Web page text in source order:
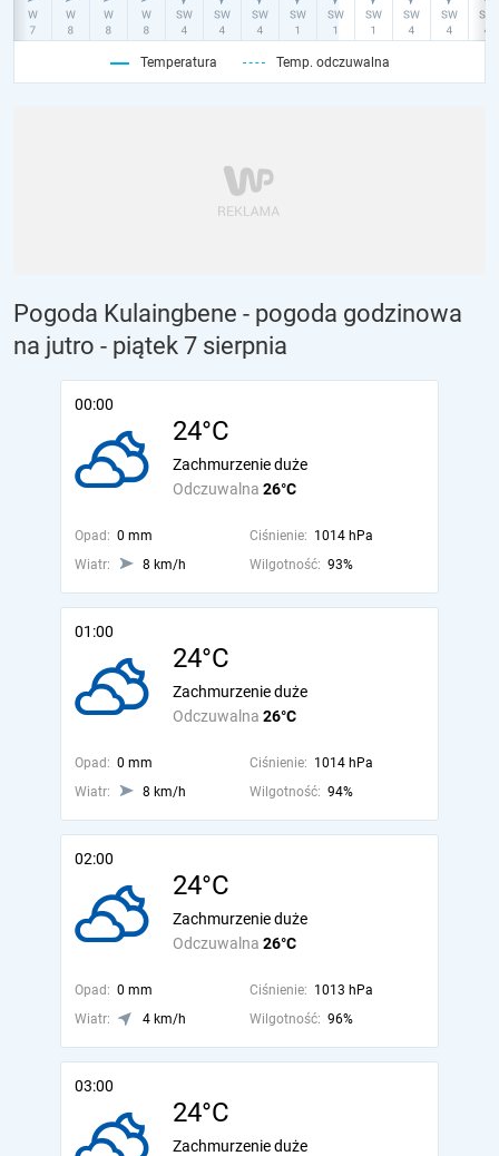
Temperatura Temp. odczuwalna
Pogoda Kulaingbene - pogoda godzinowa
na jutro - piątek 7 sierpnia
00:00
24°C
Odczuwalna 26°C
Zachmurzenie duże
Opad: 0 mm Ciśnienie: 1014 hPa
Wiatr:
8 km/h Wilgotność: 93%
01:00
24°C
Odczuwalna 26°C
Zachmurzenie duże
Opad: 0 mm Ciśnienie: 1014 hPa
Wiatr:
8 km/h Wilgotność: 94%
02:00
24°C
Odczuwalna 26°C
Zachmurzenie duże
Opad: 0 mm Ciśnienie: 1013 hPa
Wiatr:
4 km/h Wilgotność: 96%
03:00
24°C
Zachmurzenie duże